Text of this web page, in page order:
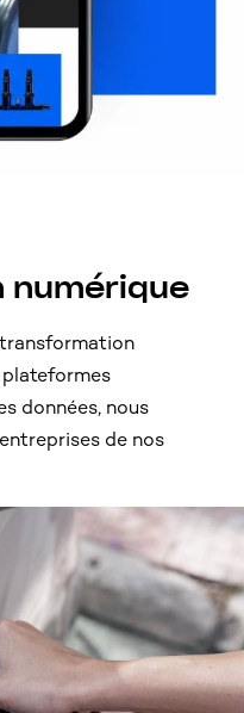
numérique
plateformes
données, nous
de nos